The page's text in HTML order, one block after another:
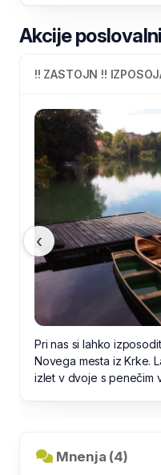
Akcije
‹
Pestra ponudba piv
Pri nas lahko
različnih) iz Nemčije,
Anglije, Škotske, Irske..
Mnenja (4)